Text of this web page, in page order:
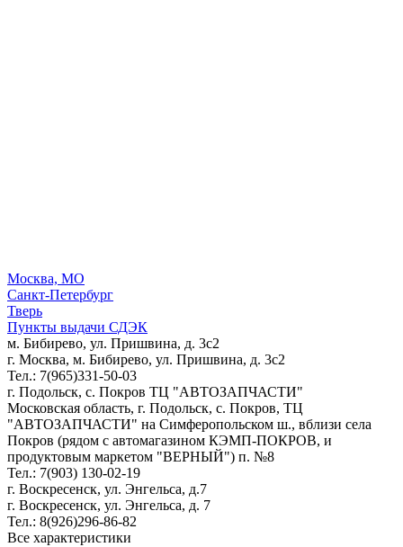
Москва, МО
Санкт-Петербург
Тверь
Пункты выдачи СДЭК
м. Бибирево, ул. Пришвина, д. 3с2
г. Москва, м. Бибирево, ул. Пришвина, д. 3с2
Тел.: 7(965)331-50-03
г. Подольск, c. Покров ТЦ "АВТОЗАПЧАСТИ"
Московская область, г. Подольск, c. Покров, ТЦ
"АВТОЗАПЧАСТИ" на Симферопольском ш., вблизи села
Покров (рядом с автомагазином КЭМП-ПОКРОВ, и
продуктовым маркетом "ВЕРНЫЙ") п. №8
Тел.: 7(903) 130-02-19
г. Воскресенск, ул. Энгельса, д.7
г. Воскресенск, ул. Энгельса, д. 7
Тел.: 8(926)296-86-82
Все характеристики